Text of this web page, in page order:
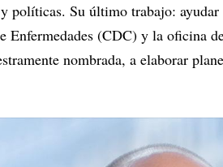
políticas. Su último trabajo:
Enfermedades (CDC) y la oficina
nombrada, a elaborar